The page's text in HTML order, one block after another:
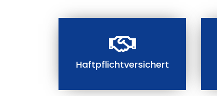
Haftpflichtversichert